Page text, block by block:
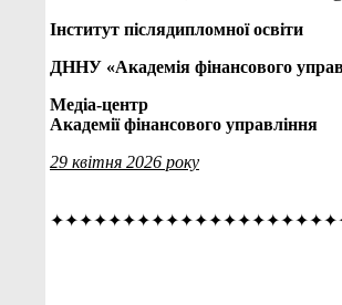
Інститут післядипломної освіти
ДННУ «Академія фінансового
Медіа-центр
Академії фінансового управління
29 квітня 2026 року